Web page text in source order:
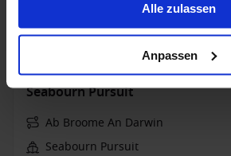
Alle zulassen
Anpassen
Nur Kreuzfahrt
Australien ab Broome,
Seabourn Pursuit
Ab Broome An Darwin
Seabourn Pursuit